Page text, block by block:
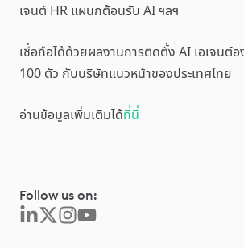
เจนต์ HR แผนกต้อนรับ AI ฯลฯ
เชื่อถือได้ด้วยผลงานการติดตั้ง AI เอเจนต์
100 ตัว กับบริษัทแนวหน้าของประเทศไทย
อ่านข้อมูลเพิ่มเติมได้ที่นี่
Follow us on: